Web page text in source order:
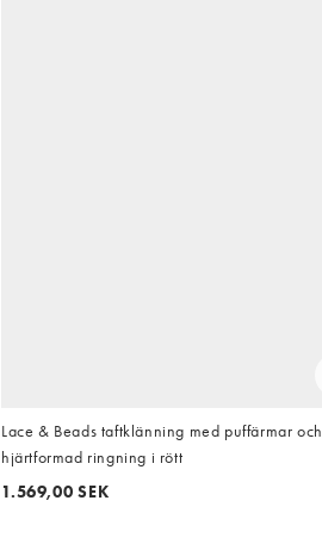
Lace & Beads taftklänning med puffärmar och
hjärtformad ringning i rött
1.569,00 SEK